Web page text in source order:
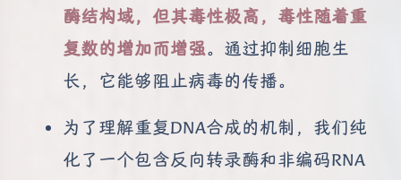
酶结构域，但其毒性极高，毒性随着重
复数的增加而增强。通过抑制细胞生
长，它能够阻止病毒的传播。
为了理解重复DNA合成的机制，我们纯
化了一个包含反向转录酶和非编码RNA